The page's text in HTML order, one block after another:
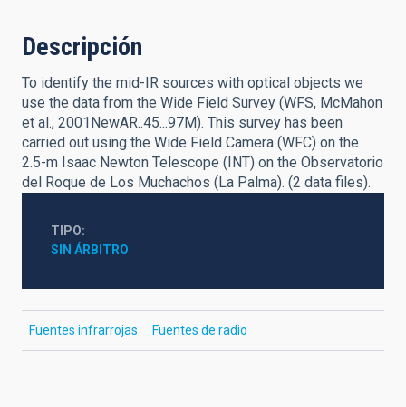
Descripción
To identify the mid-IR sources with optical objects we
use the data from the Wide Field Survey (WFS, McMahon
et al., 2001NewAR..45...97M). This survey has been
carried out using the Wide Field Camera (WFC) on the
2.5-m Isaac Newton Telescope (INT) on the Observatorio
del Roque de Los Muchachos (La Palma). (2 data files).
TIPO
SIN ÁRBITRO
Fuentes infrarrojas Fuentes de radio